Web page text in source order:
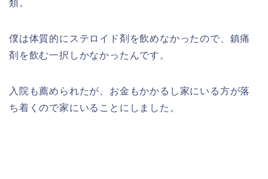
類。
僕は体質的にステロイド剤を飲めなかったので、鎮痛
剤を飲む一択しかなかったんです。
入院も薦められたが、お金もかかるし家にいる方が落
ち着くので家にいることにしました。